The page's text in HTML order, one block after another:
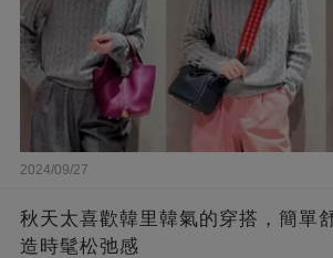
2024/09/27
秋天太喜歡韓里韓氣的穿搭，簡單
造時髦松弛感